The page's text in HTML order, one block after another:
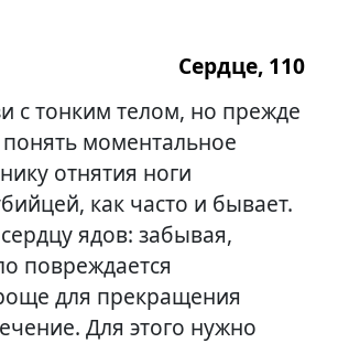
Сердце, 110
с тонким телом, но прежде
понять моментальное
отнятия ноги
как часто и бывает.
ядов: забывая,
повреждается
для прекращения
Для этого нужно